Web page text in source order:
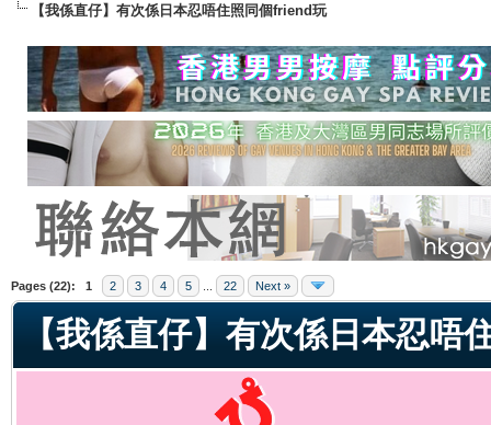
【我係直仔】有次係日本忍唔住照同個friend玩
Pages (22): 1 2 3 4 5 22 Next »
【我係直仔】有次係日本忍唔